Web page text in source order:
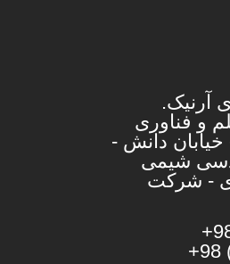
آرنیک.
و فناوری
دانش -
شیمی
- شرکت